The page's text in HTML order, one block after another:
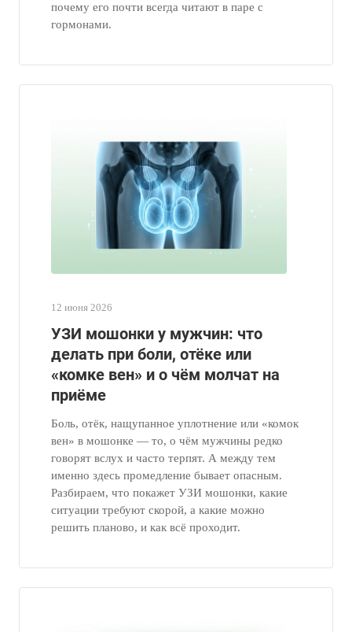
почему его почти всегда читают в паре с
гормонами.
12 июня 2026
УЗИ мошонки у мужчин: что
делать при боли, отёке или
«комке вен» и о чём молчат на
приёме
Боль, отёк, нащупанное уплотнение или «комок
вен» в мошонке — то, о чём мужчины редко
говорят вслух и часто терпят. А между тем
именно здесь промедление бывает опасным.
Разбираем, что покажет УЗИ мошонки, какие
ситуации требуют скорой, а какие можно
решить планово, и как всё проходит.